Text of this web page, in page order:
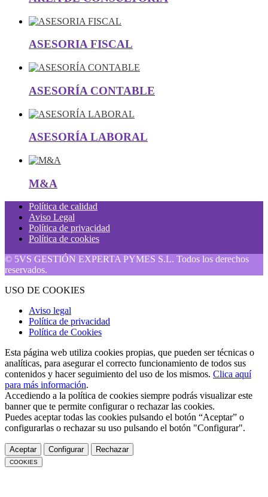
ASESORIA FISCAL
ASESORÍA CONTABLE
ASESORÍA LABORAL
M&A
Política de calidad
Aviso Legal
Política de privacidad
Política de cookies
© 5VS GESTIÓN EXPERTA PYMES S.L. Todos los derechos
reservados.
USO DE COOKIES
Aviso legal
Política de privacidad
Política de Cookies
Esta página web utiliza cookies propias, que pueden ser técnicas o
analíticas, para asegurar el correcto funcionamiento de todos sus
contenidos y hacer seguimiento del uso de los mismos. Clica aquí
para más información.
Accediendo a la política de cookies siempre podrás visualizar este
banner que te permite configurar o rechazar las cookies.
Puedes aceptar todas las cookies pulsando el botón “Aceptar” o
configurarlas o rechazar su uso pulsando el botón "Configurar".
Aceptar Configurar Rechazar
COOKIES